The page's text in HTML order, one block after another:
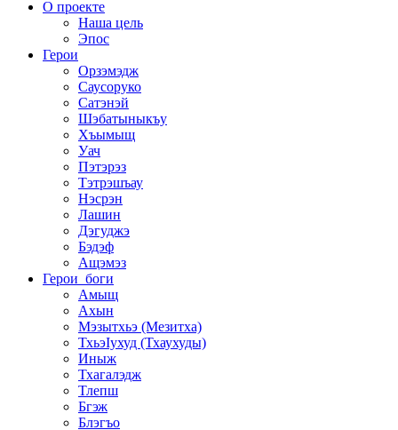
О проекте
Наша цель
Эпос
Герои
Орзэмэдж
Саусоруко
Сатэнэй
Шэбатыныкъу
Хъымыщ
Уач
Пэтэрэз
Тэтрэшъау
Нэсрэн
Лашин
Дэгуджэ
Бэдэф
Ащэмэз
Герои_боги
Амыщ
Ахын
Мэзытхьэ (Мезитха)
ТхьэIухуд (Тхаухуды)
Иныж
Тхагалэдж
Тлепш
Бгэж
Блэгъо